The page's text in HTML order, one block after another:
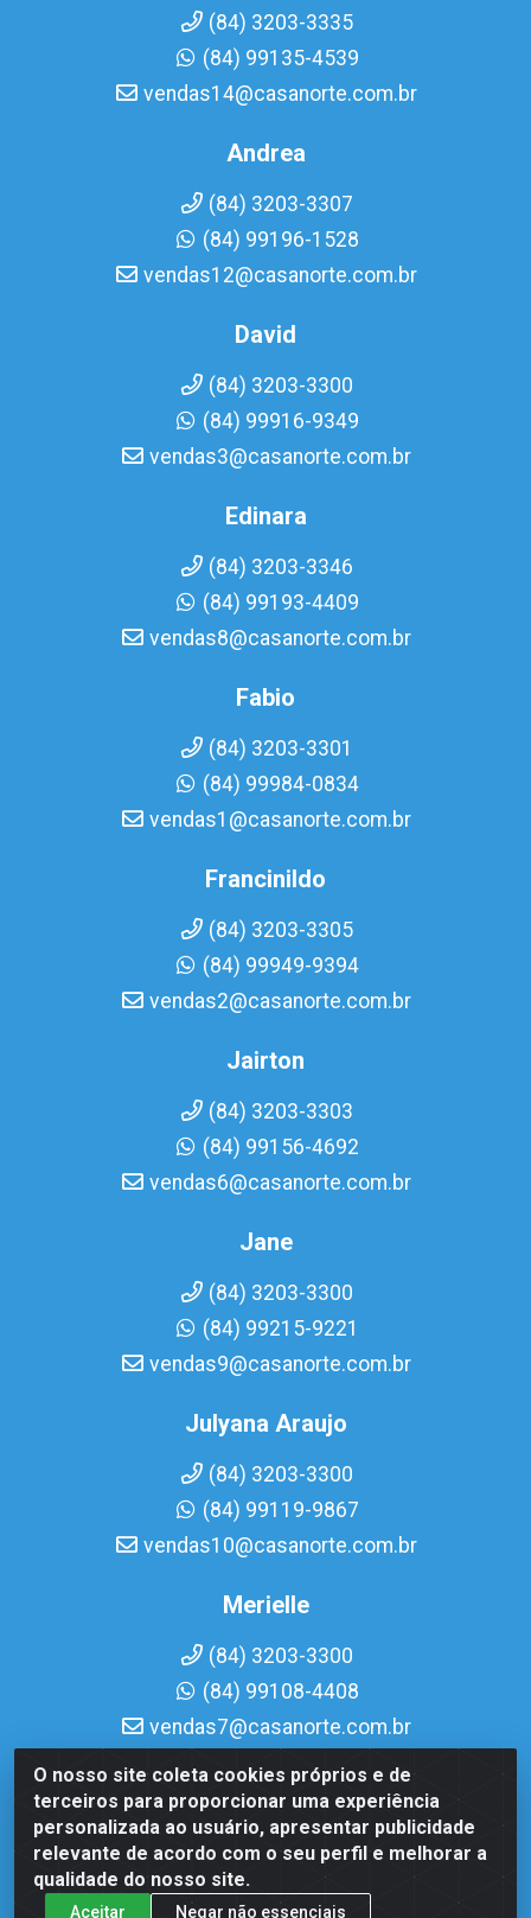
O nosso site coleta cookies próprios e de
terceiros para proporcionar uma experiência
personalizada ao usuário, apresentar publicidade
relevante de acordo com o seu perfil e melhorar a
qualidade do nosso site.
Aceitar Negar não essenciais
(84) 3203-3335
(84) 99135-4539
vendas14@casanorte.com.br
Andrea
(84) 3203-3307
(84) 99196-1528
vendas12@casanorte.com.br
David
(84) 3203-3300
(84) 99916-9349
vendas3@casanorte.com.br
Edinara
(84) 3203-3346
(84) 99193-4409
vendas8@casanorte.com.br
Fabio
(84) 3203-3301
(84) 99984-0834
vendas1@casanorte.com.br
Francinildo
(84) 3203-3305
(84) 99949-9394
vendas2@casanorte.com.br
Jairton
(84) 3203-3303
(84) 99156-4692
vendas6@casanorte.com.br
Jane
(84) 3203-3300
(84) 99215-9221
vendas9@casanorte.com.br
Julyana Araujo
(84) 3203-3300
(84) 99119-9867
vendas10@casanorte.com.br
Merielle
(84) 3203-3300
(84) 99108-4408
vendas7@casanorte.com.br
Casa Norte LTDA - Av. Interventor Mário Câmara, 1815 -
Dix-Sept Rosado, Natal/RN - CEP 59054-600 - CNPJ
08.713.513/0001-51